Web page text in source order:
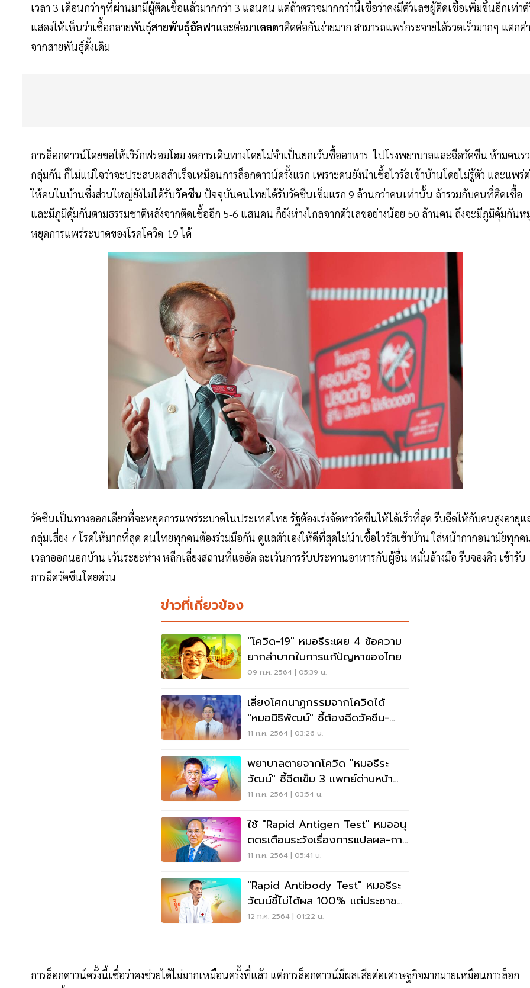
เวลา 3 เดือนกว่าๆที่ผ่านมามีผู้ติดเชื้อแล้วมากกว่า 3 แสนคน แต่ถ้าตรวจมากกว่านี้เชื่อว่าคงมีตัวเลขผู้ติดเชื้อเพิ่มขึ้นอีกเท่า
แสดงให้เห็นว่าเชื้อกลายพันธุ์สายพันธุ์อัลฟาและต่อมาเดลตาติดต่อกันง่ายมาก สามารถแพร่กระจายได้รวดเร็วมากๆ แตกต่
จากสายพันธุ์ดั้งเดิม
การล็อกดาวน์โดยขอให้เวิร์กฟรอมโฮม งดการเดินทางโดยไม่จำเป็นยกเว้นซื้ออาหาร ไปโรงพยาบาลและฉีดวัคซีน ห้ามคนร
กลุ่มกัน ก็ไม่แน่ใจว่าจะประสบผลสำเร็จเหมือนการล็อกดาวน์ครั้งแรก เพราะคนยังนำเชื้อไวรัสเข้าบ้านโดยไม่รู้ตัว และแพร่
ให้คนในบ้านซึ่งส่วนใหญ่ยังไม่ได้รับวัคซีน ปัจจุบันคนไทยได้รับวัคซีนเข็มแรก 9 ล้านกว่าคนเท่านั้น ถ้ารวมกับคนที่ติดเชื้อ
และมีภูมิคุ้มกันตามธรรมชาติหลังจากติดเชื้ออีก 5-6 แสนคน ก็ยังห่างไกลจากตัวเลขอย่างน้อย 50 ล้านคน ถึงจะมีภูมิคุ้มกันห
หยุดการแพร่ระบาดของโรคโควิด-19 ได้
วัคซีนเป็นทางออกเดียวที่จะหยุดการแพร่ระบาดในประเทศไทย รัฐต้องเร่งจัดหาวัคซีนให้ได้เร็วที่สุด รีบฉีดให้กับคนสูงอายุแ
กลุ่มเสี่ยง 7 โรคให้มากที่สุด คนไทยทุกคนต้องร่วมมือกัน ดูแลตัวเองให้ดีที่สุดไม่นำเชื้อไวรัสเข้าบ้าน ใส่หน้ากากอนามัยทุกค
เวลาออกนอกบ้าน เว้นระยะห่าง หลีกเลี่ยงสถานที่แออัด ละเว้นการรับประทานอาหารกับผู้อื่น หมั่นล้างมือ รีบจองคิว เข้ารับ
การฉีดวัคซีนโดยด่วน
ข่าวที่เกี่ยวข้อง
"โควิด-19" หมอธีระเผย 4 ข้อความ
ยากลำบากในการแก้ปัญหาของไทย
09 ก.ค. 2564 | 05:39 น.
เลี่ยงโศกนาฏกรรมจากโควิดได้
"หมอนิธิพัฒน์" ชี้ต้องฉีดวัคซีน-
ระวังตัวเอง
11 ก.ค. 2564 | 03:26 น.
พยาบาลตายจากโควิด "หมอธีระ
วัฒน์" ชี้ฉีดเข็ม 3 แพทย์ด่านหน้า
ไม่ใช่วีไอพี
11 ก.ค. 2564 | 03:54 น.
ใช้ "Rapid Antigen Test" หมออนุ
ตตรเตือนระวังเรื่องการแปลผล-การ
ปฎิบัติตัว
11 ก.ค. 2564 | 05:41 น.
"Rapid Antibody Test" หมอธีระ
วัฒน์ชี้ไม่ได้ผล 100% แต่ประชาชน
ไม่มีที่พึ่ง
12 ก.ค. 2564 | 01:22 น.
การล็อกดาวน์ครั้งนี้เชื่อว่าคงช่วยได้ไม่มากเหมือนครั้งที่แล้ว แต่การล็อกดาวน์มีผลเสียต่อเศรษฐกิจมากมายเหมือนการล็อก